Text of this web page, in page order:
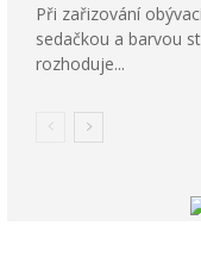
Při zařizování
sedačkou a barvou
rozhoduje...